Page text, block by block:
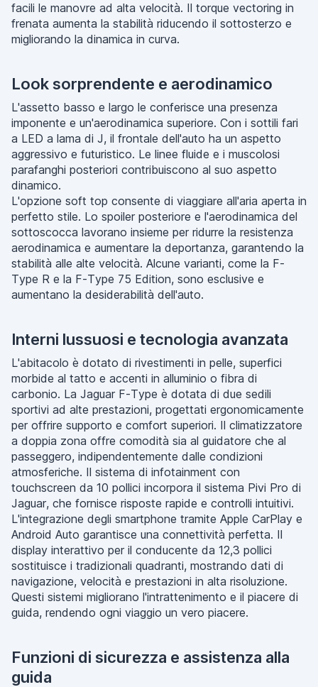
facili le manovre ad alta velocità. Il torque vectoring in
frenata aumenta la stabilità riducendo il sottosterzo e
migliorando la dinamica in curva.
Look sorprendente e aerodinamico
L'assetto basso e largo le conferisce una presenza
imponente e un'aerodinamica superiore. Con i sottili fari
a LED a lama di J, il frontale dell'auto ha un aspetto
aggressivo e futuristico. Le linee fluide e i muscolosi
parafanghi posteriori contribuiscono al suo aspetto
dinamico.
L'opzione soft top consente di viaggiare all'aria aperta in
perfetto stile. Lo spoiler posteriore e l'aerodinamica del
sottoscocca lavorano insieme per ridurre la resistenza
aerodinamica e aumentare la deportanza, garantendo la
stabilità alle alte velocità. Alcune varianti, come la F-
Type R e la F-Type 75 Edition, sono esclusive e
aumentano la desiderabilità dell'auto.
Interni lussuosi e tecnologia avanzata
L'abitacolo è dotato di rivestimenti in pelle, superfici
morbide al tatto e accenti in alluminio o fibra di
carbonio. La Jaguar F-Type è dotata di due sedili
sportivi ad alte prestazioni, progettati ergonomicamente
per offrire supporto e comfort superiori. Il climatizzatore
a doppia zona offre comodità sia al guidatore che al
passeggero, indipendentemente dalle condizioni
atmosferiche. Il sistema di infotainment con
touchscreen da 10 pollici incorpora il sistema Pivi Pro di
Jaguar, che fornisce risposte rapide e controlli intuitivi.
L'integrazione degli smartphone tramite Apple CarPlay e
Android Auto garantisce una connettività perfetta. Il
display interattivo per il conducente da 12,3 pollici
sostituisce i tradizionali quadranti, mostrando dati di
navigazione, velocità e prestazioni in alta risoluzione.
Questi sistemi migliorano l'intrattenimento e il piacere di
guida, rendendo ogni viaggio un vero piacere.
Funzioni di sicurezza e assistenza alla
guida